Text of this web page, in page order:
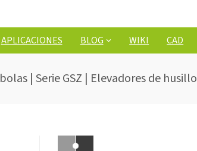
APLICACIONES BLOG WIKI CAD
| Serie GSZ | Elevadores de husillo